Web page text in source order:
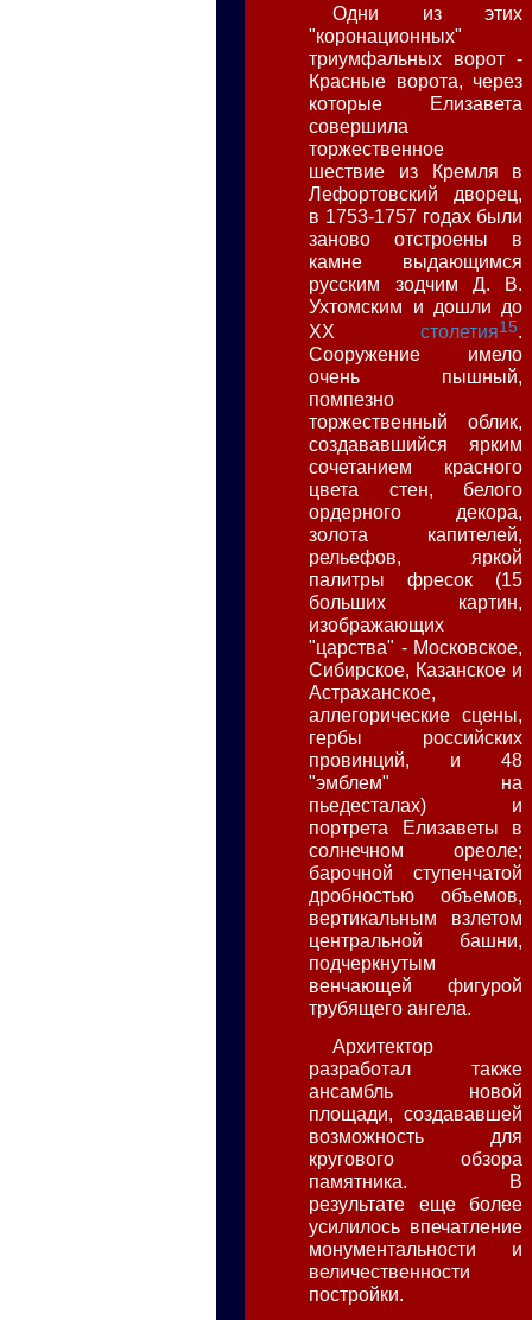
Одни из этих
"коронационных"
триумфальных ворот -
Красные ворота, через
которые Елизавета
совершила
торжественное
шествие из Кремля в
Лефортовский дворец,
в 1753-1757 годах были
заново отстроены в
камне выдающимся
русским зодчим Д. В.
Ухтомским и дошли до
XXстолетия15
Сооружение имело
очень пышный,
помпезно
торжественный облик,
создававшийся ярким
сочетанием красного
цвета стен, белого
ордерного декора,
золота капителей,
рельефов, яркой
палитры фресок (15
больших картин,
изображающих
"царства" - Московское,
Сибирское, Казанское и
Астраханское,
аллегорические сцены,
гербы российских
провинций, и 48
"эмблем" на
пьедесталах) и
портрета Елизаветы в
солнечном ореоле;
барочной ступенчатой
дробностью объемов,
вертикальным взлетом
центральной башни,
подчеркнутым
венчающей фигурой
трубящего ангела.
Архитектор
разработал также
ансамбль новой
площади, создававшей
возможность для
кругового обзора
памятника. В
результате еще более
усилилось впечатление
монументальности и
величественности
постройки.